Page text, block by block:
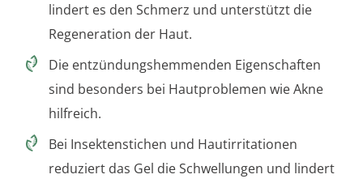
lindert es den Schmerz und unterstützt die
Regeneration der Haut.
Die entzündungshemmenden Eigenschaften
sind besonders bei Hautproblemen wie Akne
hilfreich.
Bei Insektenstichen und Hautirritationen
reduziert das Gel die Schwellungen und lindert